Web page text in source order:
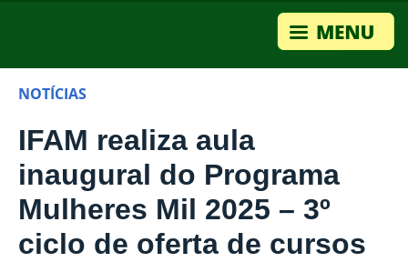
NOTÍCIAS
IFAM realiza aula
inaugural do Programa
Mulheres Mil 2025 – 3º
ciclo de oferta de cursos